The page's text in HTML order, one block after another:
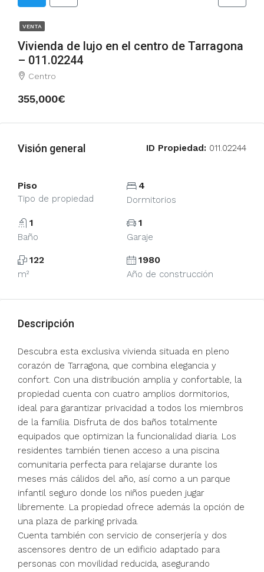
VENTA
Vivienda de lujo en el centro de Tarragona
– 011.02244
Centro
355,000€
Visión general ID Propiedad: 011.02244
Piso
Tipo de propiedad
4
Dormitorios
1
Baño
1
Garaje
122
m²
1980
Año de construcción
Descripción
Descubra esta exclusiva vivienda situada en pleno
corazón de Tarragona, que combina elegancia y
confort. Con una distribución amplia y confortable, la
propiedad cuenta con cuatro amplios dormitorios,
ideal para garantizar privacidad a todos los miembros
de la familia. Disfruta de dos baños totalmente
equipados que optimizan la funcionalidad diaria. Los
residentes también tienen acceso a una piscina
comunitaria perfecta para relajarse durante los
meses más cálidos del año, así como a un parque
infantil seguro donde los niños pueden jugar
libremente. La propiedad ofrece además la opción de
una plaza de parking privada.
Cuenta también con servicio de conserjería y dos
ascensores dentro de un edificio adaptado para
personas con movilidad reducida, asegurando